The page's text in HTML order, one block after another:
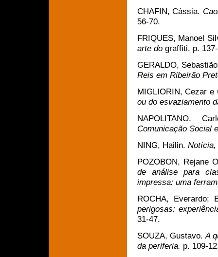
CHAFIN, Cássia.
56-70.
FRIQUES, Manoel
arte dograffiti. p.
GERALDO,
Reis em Ribeirão
MIGLIORIN, Cezar
ou do esvaziamento
NAPOLITANO,
Comunicação Social
NING, Hailin. Notícia,
POZOBON, Rejane
de análise para
impressa: uma
ROCHA, Everardo;
perigosas:
31-47.
SOUZA, Gustavo.A
da periferia. p. 109-